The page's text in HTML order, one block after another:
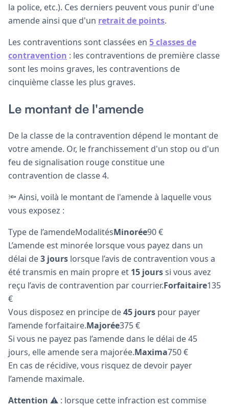
la police, etc.). Ces derniers peuvent vous punir d'une
amende ainsi que d'un retrait de points.
Les contraventions sont classées en 5 classes de
contravention : les contraventions de première classe
sont les moins graves, les contraventions de
cinquième classe les plus graves.
Le montant de l'amende
De la classe de la contravention dépend le montant de
votre amende. Or, le franchissement d'un stop ou d'un
feu de signalisation rouge constitue une
contravention de classe 4.
🔦 Ainsi, voilà le montant de l'amende à laquelle vous
vous exposez :
Type de l’amendeModalitésMinorée90 €
L’amende est minorée lorsque vous payez dans un
délai de3 jours lorsque l’avis de contravention vous a
été transmis en main propre et 15 jourssi vous avez
reçu l’avis de contravention par courrier.Forfaitaire135
€
Vous disposez en principe de45 jours pour payer
l’amende forfaitaire.Majorée375 €
Si vous ne payez pas l’amende dans le délai de 45
jours, elle amende sera majorée.Maxima750 €
En cas de récidive, vous risquez de devoir payer
l’amende maximale.
Attention ⚠️ : lorsque cette infraction est commise